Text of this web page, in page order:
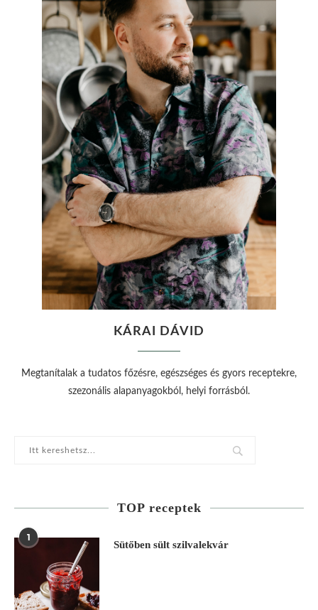
KÁRAI DÁVID
Megtanítalak a tudatos főzésre, egészséges és gyors receptekre,
szezonális alapanyagokból, helyi forrásból.
TOP receptek
1
Sütőben sült szilvalekvár